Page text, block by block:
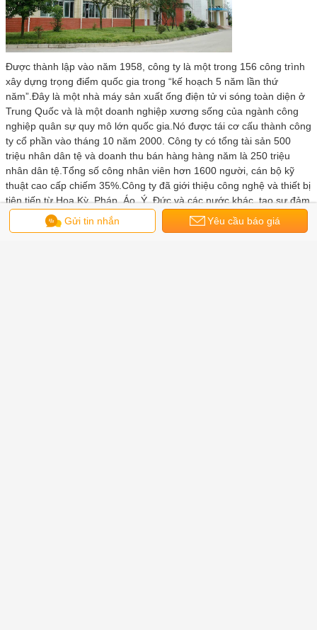
Được thành lập vào năm 1958, công ty là một trong 156 công trình
xây dựng trọng điểm quốc gia trong “kế hoạch 5 năm lần thứ
năm”.Đây là một nhà máy sản xuất ống điện tử vi sóng toàn diện ở
Trung Quốc và là một doanh nghiệp xương sống của ngành công
nghiệp quân sự quy mô lớn quốc gia.Nó được tái cơ cấu thành công
ty cổ phần vào tháng 10 năm 2000. Công ty có tổng tài sản 500
triệu nhân dân tệ và doanh thu bán hàng hàng năm là 250 triệu
nhân dân tệ.Tổng số công nhân viên hơn 1600 người, cán bộ kỹ
thuật cao cấp chiếm 35%.Công ty đã giới thiệu công nghệ và thiết bị
tiên tiến từ Hoa Kỳ, Pháp, Áo, Ý, Đức và các nước khác, tạo sự đảm
bảo vững chắc cho công ty trong việc sản xuất các sản phẩm chất
lượng cao.Sản phẩm chính: thiết bị điện tử chân không vi sóng, dây
Gửi tin nhắn Yêu cầu báo giá